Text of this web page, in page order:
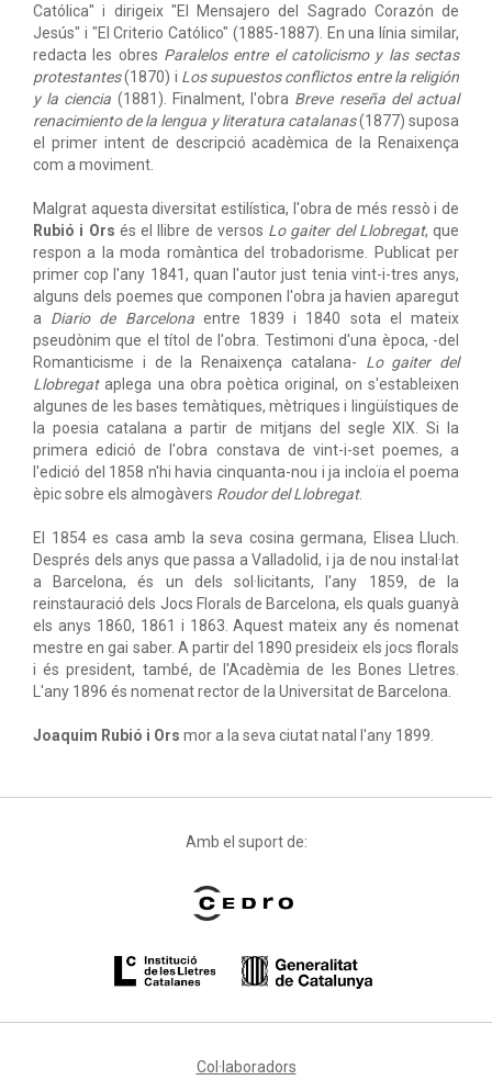
Católica" i dirigeix "El Mensajero del Sagrado Corazón de
Jesús" i "El Criterio Católico" (1885-1887). En una línia similar,
redacta les obres Paralelos entre el catolicismo y las sectas
protestantes(1870) i Los supuestos conflictos entre la religión
y la ciencia (1881). Finalment, l'obra Breve reseña del actual
renacimiento de la lengua y literatura catalanas(1877) suposa
el primer intent de descripció acadèmica de la Renaixença
com a moviment.
Malgrat aquesta diversitat estilística, l'obra de més ressò i de
Rubió i Ors és el llibre de versos Lo gaiter del Llobregat, que
respon a la moda romàntica del trobadorisme. Publicat per
primer cop l'any 1841, quan l'autor just tenia vint-i-tres anys,
alguns dels poemes que componen l'obra ja havien aparegut
a Diario de Barcelonaentre 1839 i 1840 sota el mateix
pseudònim que el títol de l'obra. Testimoni d'una època, -del
Romanticisme i de la Renaixença catalana- Lo gaiter del
Llobregataplega una obra poètica original, on s'estableixen
algunes de les bases temàtiques, mètriques i lingüístiques de
la poesia catalana a partir de mitjans del segle XIX. Si la
primera edició de l'obra constava de vint-i-set poemes, a
l'edició del 1858 n'hi havia cinquanta-nou i ja incloïa el poema
èpic sobre els almogàvers Roudor del Llobregat.
El 1854 es casa amb la seva cosina germana, Elisea Lluch.
Després dels anys que passa a Valladolid, i ja de nou instal·lat
a Barcelona, és un dels sol·licitants, l'any 1859, de la
reinstauració dels Jocs Florals de Barcelona, els quals guanyà
els anys 1860, 1861 i 1863. Aquest mateix any és nomenat
mestre en gai saber. A partir del 1890 presideix els jocs florals
i és president, també, de l'Acadèmia de les Bones Lletres.
L'any 1896 és nomenat rector de la Universitat de Barcelona.
Joaquim Rubió i Ors mor a la seva ciutat natal l'any 1899.
Amb el suport de:
Col·laboradors